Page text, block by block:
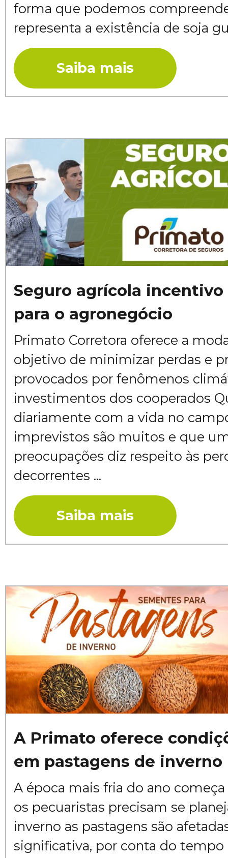
forma que podemos
representa a existência de soja
Saiba mais
Seguro agrícola
para o agronegócio
Primato Corretora oferece a
objetivo de minimizar perdas e
provocados por fenômenos
investimentos dos cooperados
diariamente com a vida no
imprevistos são muitos e que
preocupações diz respeito às
decorrentes ...
Saiba mais
A Primato oferece
em pastagens de inverno
A época mais fria do ano
os pecuaristas precisam se
inverno as pastagens são
significativa, por conta do tempo